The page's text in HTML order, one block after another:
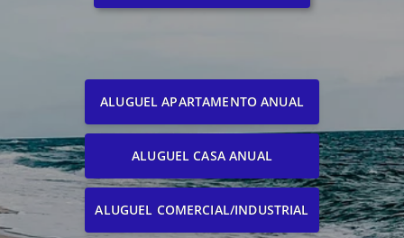
ALUGUEL APARTAMENTO ANUAL
ALUGUEL CASA ANUAL
ALUGUEL COMERCIAL/INDUSTRIAL